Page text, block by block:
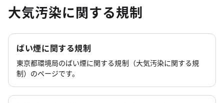
大気汚染に関する規制
ばい煙に関する規制
東京都環境局のばい煙に関する規制（大気汚染に関する規
制）のページです。